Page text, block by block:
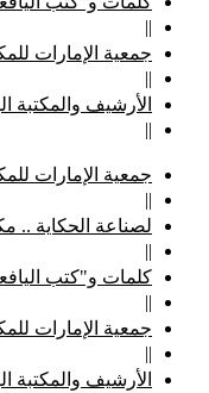
||
جمعية الإمارات
||
الأرشيف والمكتبة
||
جمعية الإمارات
||
لصناعة الحكاية ..
||
كلمات و"كتب اليافعين" تهديان 350 كتاباً
||
جمعية الإمارات
||
الأرشيف والمكتبة